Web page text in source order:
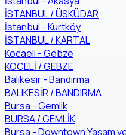
İSTANBUL / ÜSKÜDAR
İstanbul - Kurtköy
İSTANBUL / KARTAL
Kocaeli - Gebze
KOCELİ / GEBZE
Balıkesir - Bandırma
BALIKESİR / BANDIRMA
Bursa - Gemlik
BURSA / GEMLİK
Bursa - Downtown Yaşam